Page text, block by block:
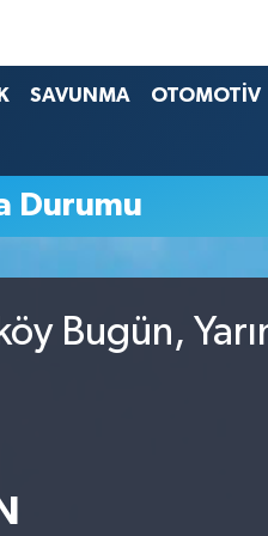
SAVUNMA OTOMOTİV
Durumu
Bugün,